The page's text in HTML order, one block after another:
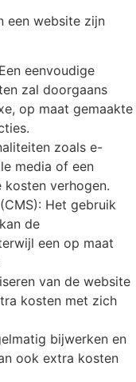
een website zijn
eenvoudige
zal doorgaans
op maat gemaakte
zoals e-
media of een
kosten verhogen.
Het gebruik
de
een op maat
van de website
kosten met zich
bijwerken en
ook extra kosten